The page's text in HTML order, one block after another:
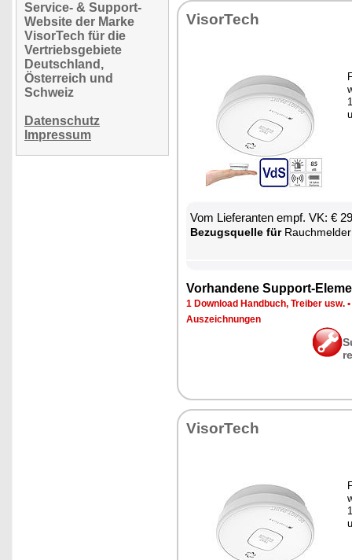
Service- & Support-
Website der Marke
VisorTech für die
Vertriebsgebiete
Deutschland,
Österreich und
Schweiz
Datenschutz
Impressum
Vi­sor­Tech
Vom Lie­fe­ran­ten empf. VK: €
Be­zugs­quel­le fürRauch­mel­der mit
Vor­han­de­ne Sup­port-
1 Down­load Hand­buch, Trei­ber usw. •
Aus­zeich­nun­gen
Vi­sor­Tech